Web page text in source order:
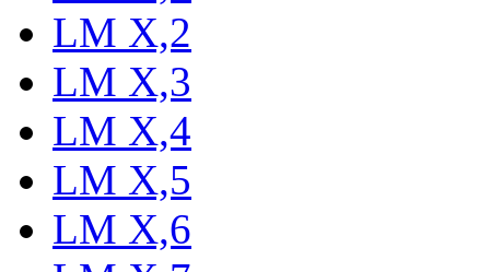
LM X,2
LM X,3
LM X,4
LM X,5
LM X,6